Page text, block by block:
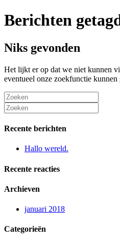
Berichten
Niks gevonden
Het lijkt er op dat we niet kunnen
eventueel onze zoekfunctie kunnen
Recente berichten
Hallo wereld.
Recente reacties
Archieven
januari 2018
Categorieën